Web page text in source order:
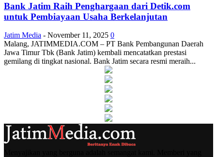
Bank Jatim Raih Penghargaan dari Detik.com
untuk Pembiayaan Usaha Berkelanjutan
Jatim Media - November 11, 2025 0
Malang, JATIMMEDIA.COM – PT Bank Pembangunan Daerah
Jawa Timur Tbk (Bank Jatim) kembali mencatatkan prestasi
gemilang di tingkat nasional. Bank Jatim secara resmi meraih...